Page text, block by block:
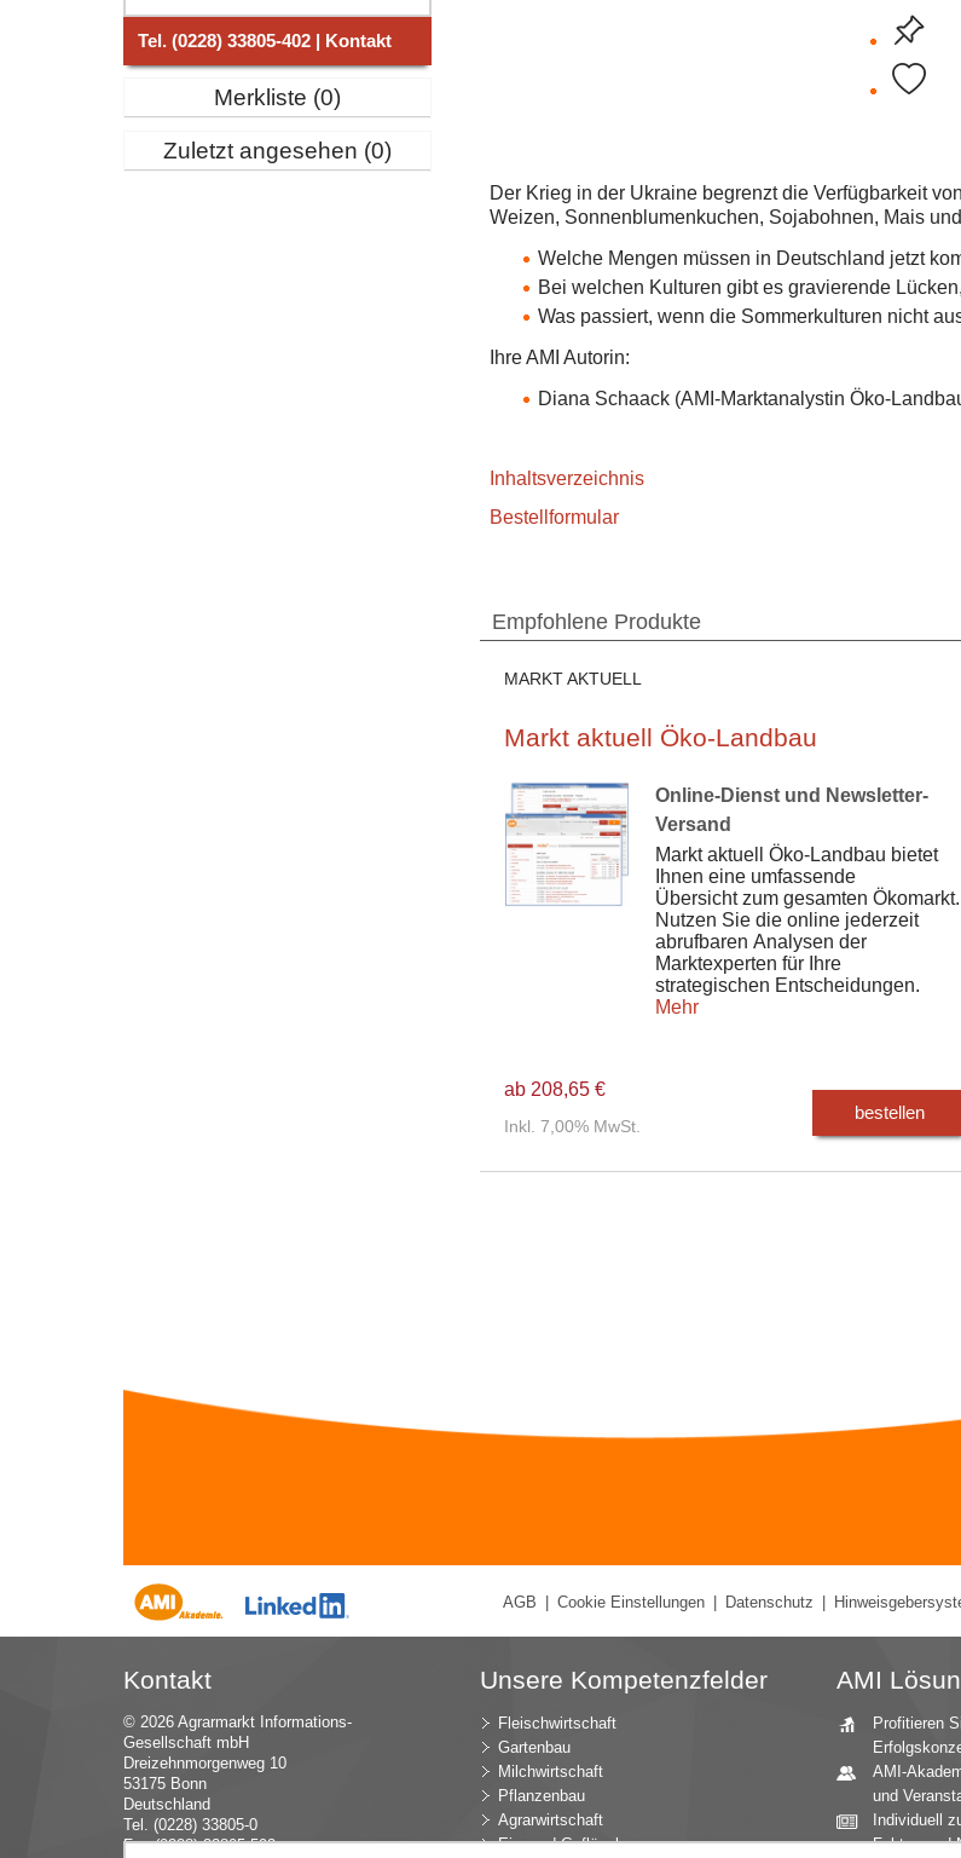
Tel. (0228) 33805-402 | Kontakt
Merkliste 0
Zuletzt angesehen 0
Der Krieg in der Ukraine begrenzt die Verfügbarkeit
Weizen, Sonnenblumenkuchen, Sojabohnen, Mais
Welche Mengen müssen in Deutschland jetzt
Bei welchen Kulturen gibt es gravierende
Was passiert, wenn die Sommerkulturen nicht
Ihre AMI Autorin:
Diana Schaack (AMI-Marktanalystin Öko-
Inhaltsverzeichnis
Bestellformular
Empfohlene Produkte
MARKT AKTUELL
Markt aktuell Öko-Landbau
Online-Dienst und Newsletter-
Versand
Markt aktuell Öko-Landbau bietet
Ihnen eine umfassende
Übersicht zum gesamten Ökomarkt.
Nutzen Sie die online jederzeit
abrufbaren Analysen der
Marktexperten für Ihre
strategischen Entscheidungen.
Mehr
ab 208,65 €
Inkl. 7,00% MwSt.
bestellen
AGB Cookie Einstellungen Datenschutz
Kontakt
© 2026 Agrarmarkt Informations-
Gesellschaft mbH
Dreizehnmorgenweg 10
53175 Bonn
Deutschland
Tel. (0228) 33805-0
Fax (0228) 33805-592
Unsere Kompetenzfelder
Fleischwirtschaft
Gartenbau
Milchwirtschaft
Pflanzenbau
Agrarwirtschaft
Eier und Geflügel
AMI
Profitieren
AMI-
und
Individuell
Fakten und